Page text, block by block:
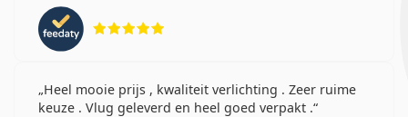
Heel mooie prijs , kwaliteit verlichting . Zeer ruime
keuze . Vlug geleverd en heel goed verpakt .